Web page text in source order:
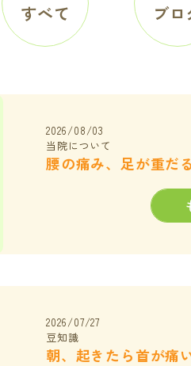
すべて ブロ
2026/08/03
当院について
2026/07/27
豆知識
朝、起きたら首が痛